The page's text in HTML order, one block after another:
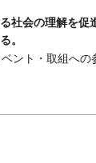
社会の理解を促
。
ント・取組への